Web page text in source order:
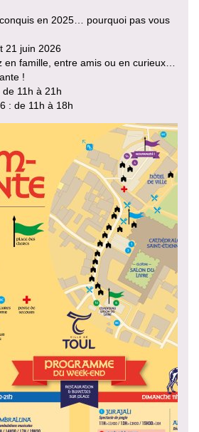
en 2025… pourquoi pas vous
21 juin 2026
en famille, entre amis ou en curieux…
!
11h à 21h
: de 11h à 18h